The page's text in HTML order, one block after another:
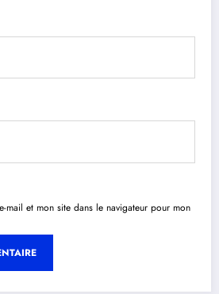
mail et mon site dans le navigateur pour mon